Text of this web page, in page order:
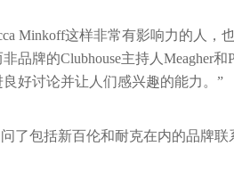
Minkoff这样非常有影响力的人，
品牌的Clubhouse主持人Meagher
好讨论并让人们感兴趣的能力。”
问了包括新百伦和耐克在内的品牌